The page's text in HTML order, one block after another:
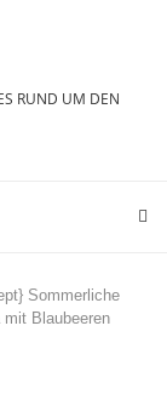
RUND UM DEN
Sommerliche
Blaubeeren